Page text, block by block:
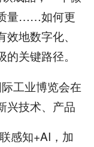
量……如何更
地数字化、
关键路径。
工业博览会在
兴技术、产品
感知+AI，加